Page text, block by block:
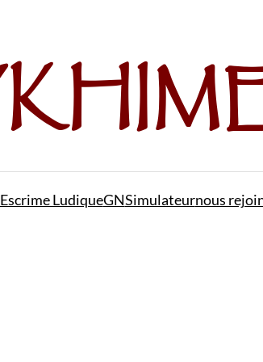
Escrime LudiqueGNSimulateurnous